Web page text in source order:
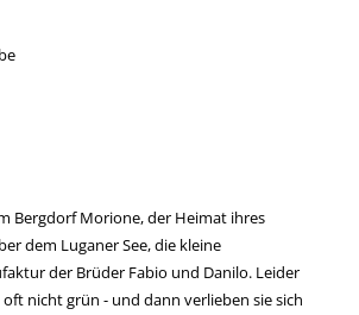
Bergdorf Morione, der Heimat ihres
dem Luganer See, die kleine
der Brüder Fabio und Danilo. Leider
nicht grün - und dann verlieben sie sich